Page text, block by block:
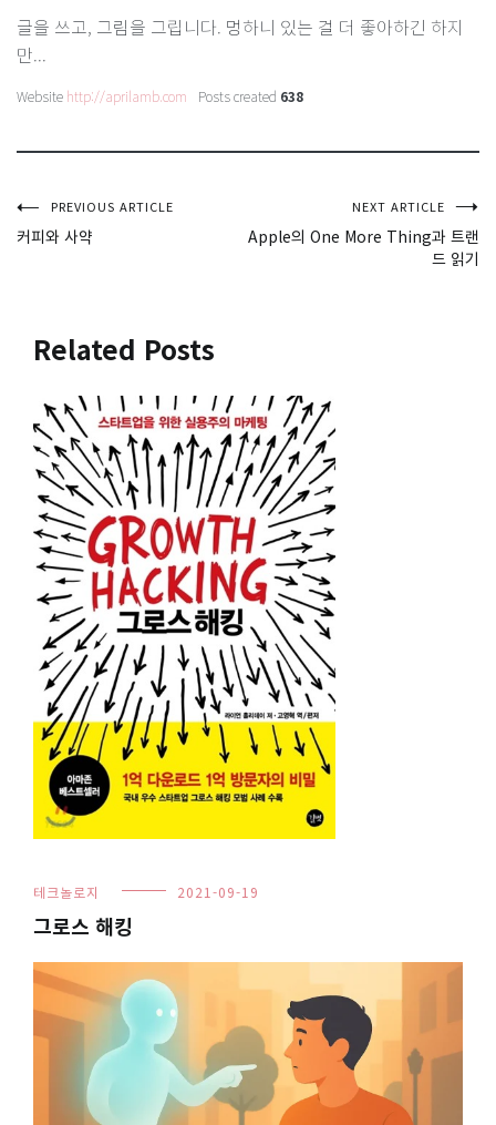
글을 쓰고, 그림을 그립니다. 멍하니 있는 걸 더 좋아하긴 하지
만...
Website http://aprilamb.com Posts created 638
글
색
PREVIOUS ARTICLE
커피와 사약
NEXT ARTICLE
Apple의 One More Thing과 트랜
드 읽기
Related Posts
테크놀로지 2021-09-19
그로스 해킹